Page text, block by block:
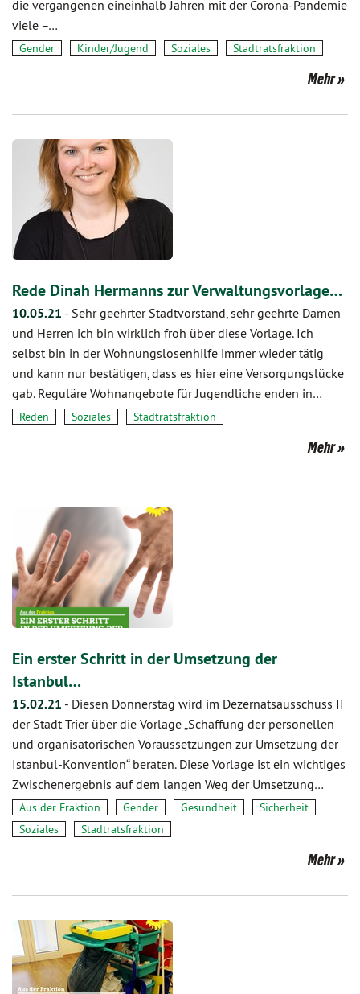
die vergangenen eineinhalb Jahren mit der Corona-Pandemie
viele –…
Gender Kinder/Jugend Soziales Stadtratsfraktion
Mehr
Rede Dinah Hermanns zur Verwaltungsvorlage…
10.05.21 - Sehr geehrter Stadtvorstand, sehr geehrte Damen
und Herren ich bin wirklich froh über diese Vorlage. Ich
selbst bin in der Wohnungslosenhilfe immer wieder tätig
und kann nur bestätigen, dass es hier eine Versorgungslücke
gab. Reguläre Wohnangebote für Jugendliche enden in…
Reden Soziales Stadtratsfraktion
Mehr
Ein erster Schritt in der Umsetzung der
Istanbul…
15.02.21 - Diesen Donnerstag wird im Dezernatsausschuss II
der Stadt Trier über die Vorlage „Schaffung der personellen
und organisatorischen Voraussetzungen zur Umsetzung der
Istanbul-Konvention“ beraten. Diese Vorlage ist ein wichtiges
Zwischenergebnis auf dem langen Weg der Umsetzung…
Aus der Fraktion Gender Gesundheit
Sicherheit
Soziales
Stadtratsfraktion
Mehr